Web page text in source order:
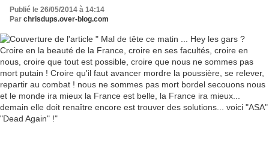
Croire qu'il faut avancer mordre la poussière, se
pas mort bordel secouons nous et le monde ira
mieux la France est belle, la France ira mieux...
demain elle doit renaître encore est trouver des
solutions... voici "ASA" "Dead Again" !
Publié le 26/05/2014 à 14:14
Par chrisdups.over-blog.com